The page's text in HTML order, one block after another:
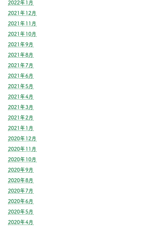
2022年1月
2021年12月
2021年11月
2021年10月
2021年9月
2021年8月
2021年7月
2021年6月
2021年5月
2021年4月
2021年3月
2021年2月
2021年1月
2020年12月
2020年11月
2020年10月
2020年9月
2020年8月
2020年7月
2020年6月
2020年5月
2020年4月